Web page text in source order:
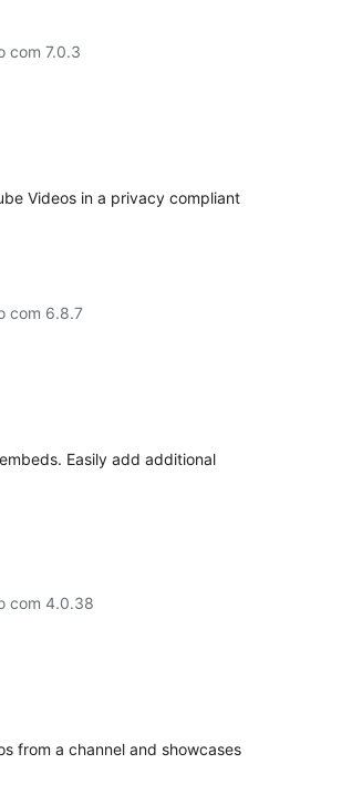
com 7.0.3
Videos in a privacy compliant
com 6.8.7
Easily add additional
com 4.0.38
from a channel and showcases